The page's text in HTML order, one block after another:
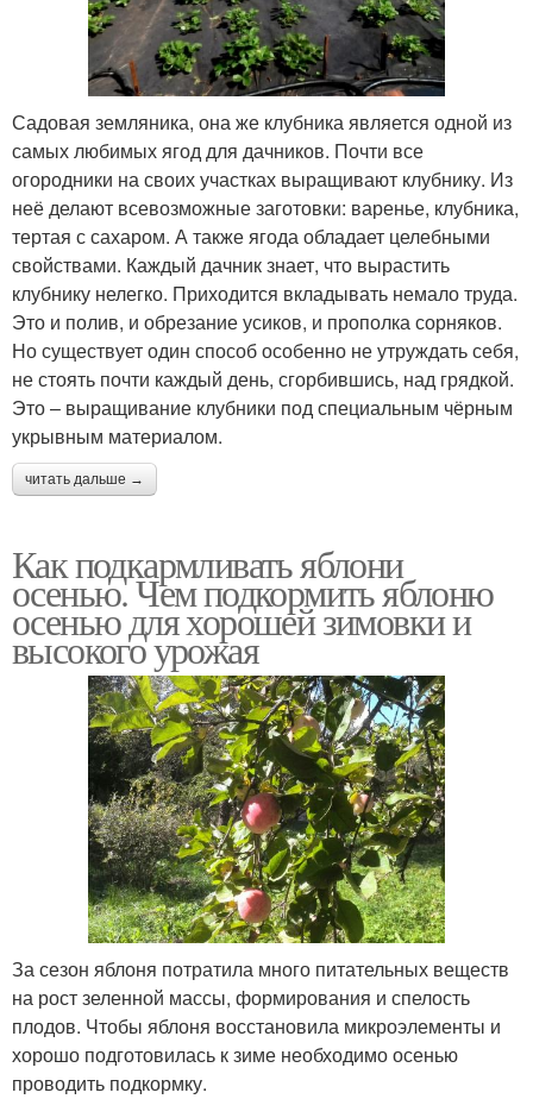
Садовая земляника, она же клубника является одной из
самых любимых ягод для дачников. Почти все
огородники на своих участках выращивают клубнику. Из
неё делают всевозможные заготовки: варенье, клубника,
тертая с сахаром. А также ягода обладает целебными
свойствами. Каждый дачник знает, что вырастить
клубнику нелегко. Приходится вкладывать немало труда.
Это и полив, и обрезание усиков, и прополка сорняков.
Но существует один способ особенно не утруждать себя,
не стоять почти каждый день, сгорбившись, над грядкой.
Это – выращивание клубники под специальным чёрным
укрывным материалом.
читать дальше →
Как подкармливать яблони
осенью. Чем подкормить яблоню
осенью для хорошей зимовки и
высокого урожая
За сезон яблоня потратила много питательных веществ
на рост зеленной массы, формирования и спелость
плодов. Чтобы яблоня восстановила микроэлементы и
хорошо подготовилась к зиме необходимо осенью
проводить подкормку.